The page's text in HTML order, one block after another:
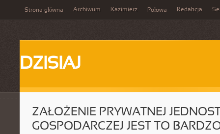
Strona główna Archiwum Kazimierz Połowa Redakcja
DZISIAJ
ZAŁOŻENIE PRYWATNEJ
GOSPODARCZEJ JEST TO